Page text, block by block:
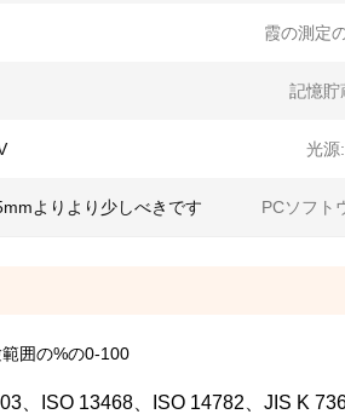
霞の測定
記憶貯
光源:
よりより少しべきです PCソフト
囲の%の0-100
、ISO 13468、ISO 14782、JIS K